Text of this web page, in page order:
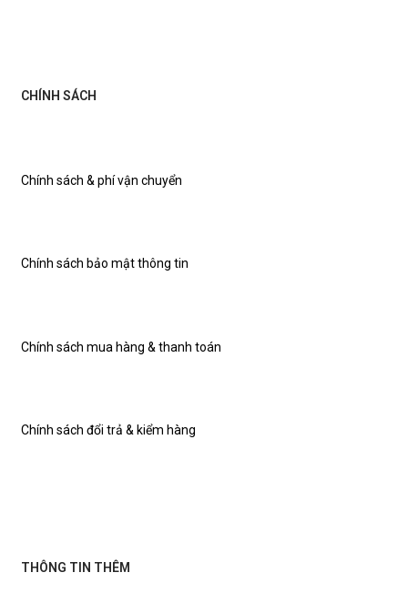
THÔNG TIN THÊM
CHÍNH SÁCH
Chính sách bảo mật thông tin
Chính sách mua hàng & thanh toán
Chính sách đổi trả & kiểm hàng
Chính sách & phí vận chuyển